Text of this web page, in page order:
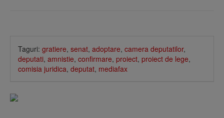
Taguri: gratiere, senat, adoptare, camera deputatilor,
deputati, amnistie, confirmare, proiect, proiect de lege,
comisia juridica, deputat, mediafax